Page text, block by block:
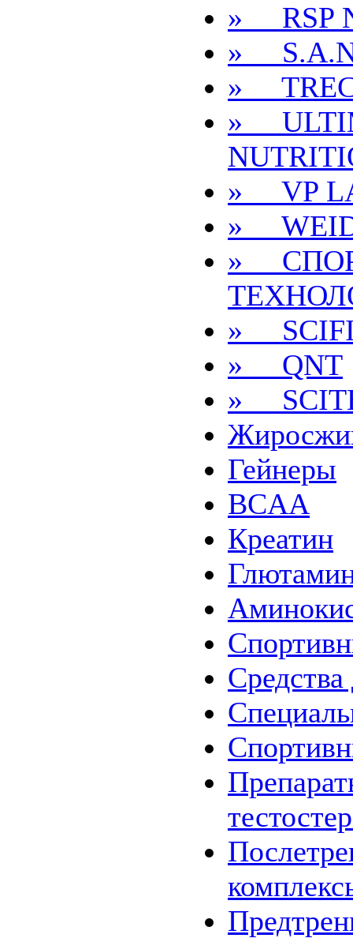
» RSP
»
» TREC
»
» VP
»
»
»
» QNT
»
Гейнеры
BCAA
Креатин
Средства